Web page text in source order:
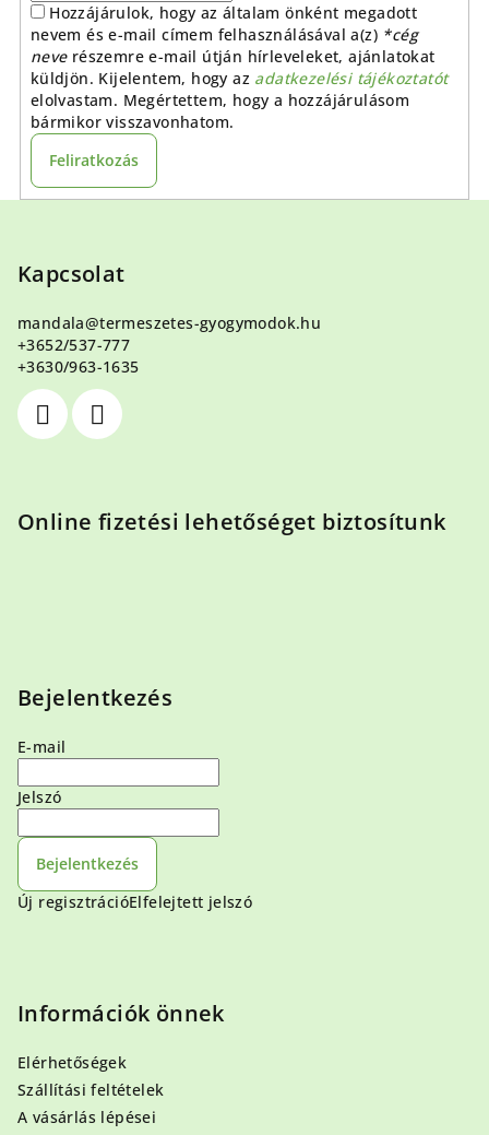
Hozzájárulok, hogy az általam önként megadott
nevem és e-mail címem felhasználásával a(z) *cég
neverészemre e-mail útján hírleveleket, ajánlatokat
küldjön. Kijelentem, hogy az adatkezelési tájékoztatót
elolvastam. Megértettem, hogy a hozzájárulásom
bármikor visszavonhatom.
Feliratkozás
Kapcsolat
mandala@termeszetes-gyogymodok.hu
+3652/537-777
+3630/963-1635
Online fizetési lehetőséget biztosítunk
Bejelentkezés
E-mail
Jelszó
Bejelentkezés
Új regisztrációElfelejtett jelszó
Információk önnek
Elérhetőségek
Szállítási feltételek
A vásárlás lépései